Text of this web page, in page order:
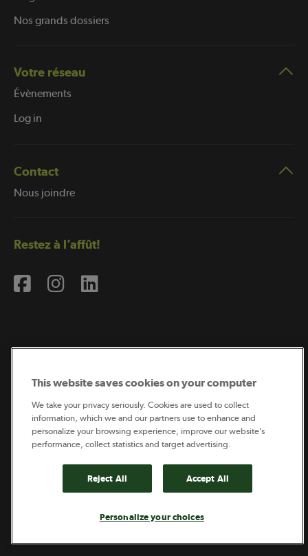
Nos grands dossiers
Votre réseau
Évènements
Log in
Contact
Nous joindre
Restez à l’affût!
Coopérateur est publié par Sollio Groupe Coopératif.
Il est l’outil d’information de la coopération agricole
québécoise.
This website saves cookies on your computer
We take your privacy seriously. Cookies are used to collect
information, which we and our partners use to enhance and
personalize your browsing experience, improve our website’s
performance, collect statistics and target advertising.
Reject All Accept All
Personalize your choices